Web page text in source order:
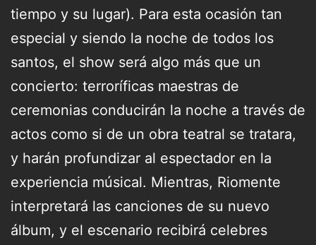
tiempo y su lugar). Para esta ocasión tan
especial y siendo la noche de todos los
santos, el show será algo más que un
concierto: terroríficas maestras de
ceremonias conducirán la noche a través de
actos como si de un obra teatral se tratara,
y harán profundizar al espectador en la
experiencia músical. Mientras, Riomente
interpretará las canciones de su nuevo
álbum, y el escenario recibirá celebres